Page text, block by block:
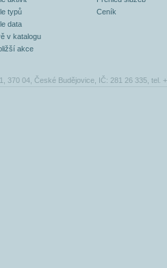
typů
data
v katalogu
akce
Ceník
370 04, České Budějovice, IČ: 281 26 335, tel.